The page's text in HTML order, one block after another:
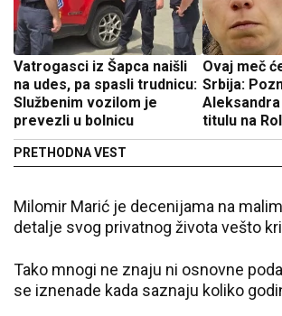
Vatrogasci iz Šapca naišli
na udes, pa spasli trudnicu:
Službenim vozilom je
prevezli u bolnicu
PRETHODNA VEST
Ovaj meč
Srbija:
titulu na
Milomir Marić je decenijama na
detalje svog privatnog života vešto
Tako mnogi ne znaju ni osnovne
se iznenade kada saznaju koliko